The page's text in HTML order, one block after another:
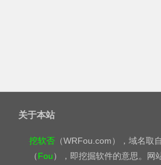
关于本站
挖软否（WRFou.com），域名取
（Fou），即挖掘软件的意思。网